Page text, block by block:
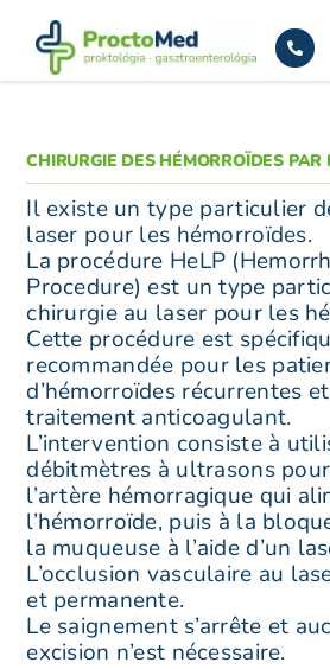
content
CHIRURGIE DES HÉMORROÏDES PAR
Il existe un type particulier
laser pour les hémorroïdes.
La procédure HeLP
Procedure) est un type
chirurgie au laser pour les
Cette procédure est
recommandée pour les
d’hémorroïdes récurrentes
traitement anticoagulant.
L’intervention consiste à
débitmètres à ultrasons
l’artère hémorragique qui
l’hémorroïde, puis à la
la muqueuse à l’aide d’un
L’occlusion vasculaire au
et permanente.
Le saignement s’arrête et
excision n’est nécessaire.